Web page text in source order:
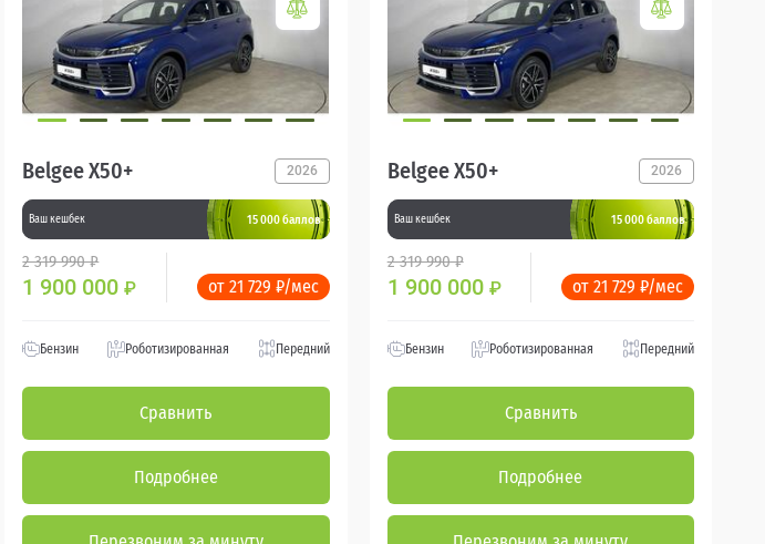
Belgee X50+ 2026
Ваш кешбек 15 000 баллов
2 319 990 ₽
1 900 000₽ от 21 729 ₽/мес
Бензин Роботизированная Передний
Сравнить
Подробнее
Belgee X50+ 2026
Ваш кешбек 15 000 баллов
2 319 990 ₽
1 900 000 ₽ от 21 729 ₽/мес
Бензин Роботизированная Передний
Сравнить
Подробнее